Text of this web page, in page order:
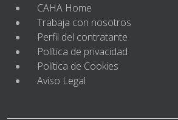
CAHA Home
Trabaja con nosotros
Perfil del contratante
Política de privacidad
Política de Cookies
Aviso Legal